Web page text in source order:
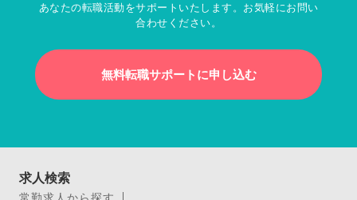
あなたの転職活動をサポートいたします。お気軽にお問い
合わせください。
無料転職サポートに申し込む
求人検索